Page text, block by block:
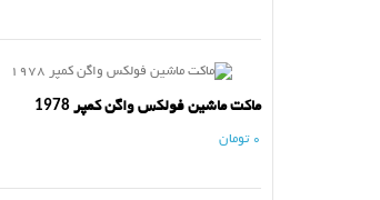
ماکت ماشین فولکس واگن کمپر 1978
0 تومان